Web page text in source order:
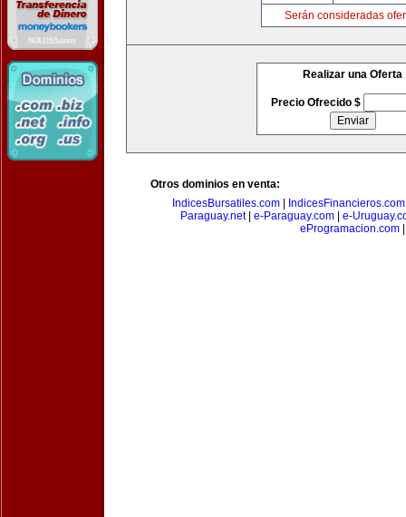
Serán consideradas
Realizar una Oferta
Precio Ofrecido $
Otros dominios en venta:
IndicesBursatiles.com
IndicesFinancieros.com
Paraguay.net| e-Paraguay.com| e-
eProgramacion.com